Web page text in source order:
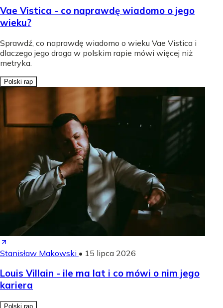
Vae Vistica - co naprawdę wiadomo o jego
wieku?
Sprawdź, co naprawdę wiadomo o wieku Vae Vistica i
dlaczego jego droga w polskim rapie mówi więcej niż
metryka.
Polski rap
Stanisław Makowski • 15 lipca 2026
Louis Villain - ile ma lat i co mówi o nim jego
kariera
Polski rap